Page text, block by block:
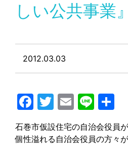
しい公共事業
2012.03.03
Facebook
Twitter
Email
Line
有
石巻市仮設住宅の自治会役員
個性溢れる自治会役員の方々